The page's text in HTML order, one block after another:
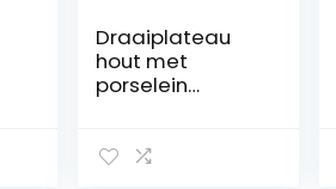
Draaiplateau
hout met
porselein